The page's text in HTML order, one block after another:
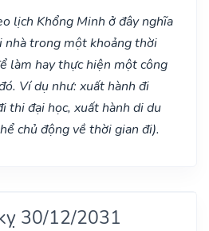
lịch Khổng Minh ở đây nghĩa
nhà trong một khoảng thời
làm hay thực hiện một công
Ví dụ như: xuất hành đi
thi đại học, xuất hành di du
chủ động về thời gian đi).
30/12/2031